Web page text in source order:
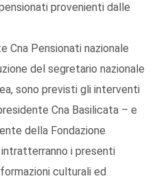
provenienti dalle
Cna Pensionati nazionale
del segretario nazionale
sono previsti gli interventi
Cna Basilicata – e
della Fondazione
i presenti
culturali ed